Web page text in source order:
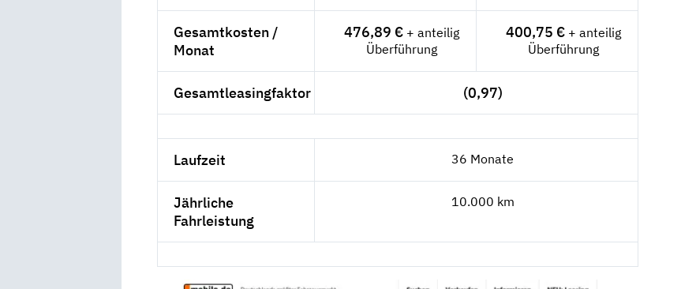
Gesamtkosten /
Monat
476,89 € + anteilig
Überführung
400,75 € + anteilig
Überführung
Gesamtleasingfaktor (0,97)
Laufzeit 36 Monate
Jährliche
Fahrleistung
10.000 km